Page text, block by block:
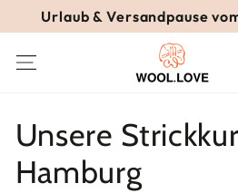
ZUM INHALT
SPRINGEN
Urlaub & Versandpause
Unsere
Hamburg